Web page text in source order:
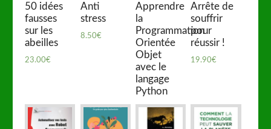
50 idées
fausses
sur les
abeilles
23.00€
Anti
stress
8.50€
Apprendre
la
Programmation
Orientée
Objet
avec le
langage
Python
32.00€
Arrête de
souffrir
pour
réussir !
19.90€